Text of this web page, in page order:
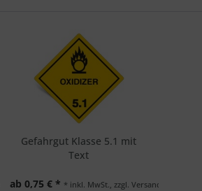
Gefahrgut Klasse 5.1 mit
Text
ab 0,75 € * * inkl. MwSt., zzgl. Versand